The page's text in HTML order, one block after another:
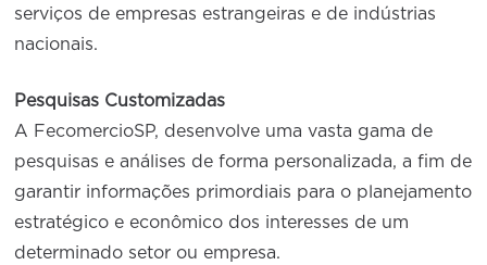
serviços de empresas estrangeiras e de indústrias
nacionais.
Pesquisas Customizadas
A FecomercioSP, desenvolve uma vasta gama de
pesquisas e análises de forma personalizada, a fim de
garantir informações primordiais para o planejamento
estratégico e econômico dos interesses de um
determinado setor ou empresa.